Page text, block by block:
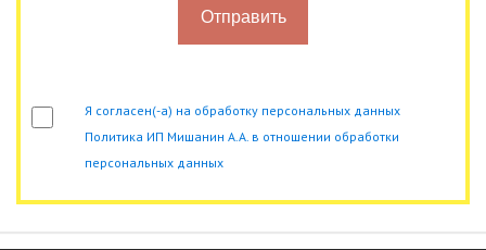
Отправить
Я согласен(-а) на обработку персональных данных
Политика ИП Мишанин А.А. в отношении обработки
персональных данных